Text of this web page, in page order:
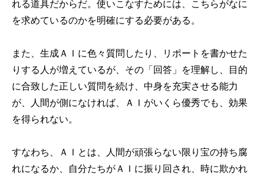
れる道具だからだ。使いこなすためには、こちらがなに
を求めているのかを明確にする必要がある。
また、生成ＡＩに色々質問したり、リポートを書かせた
りする人が増えているが、その「回答」を理解し、目的
に合致した正しい質問を続け、中身を充実させる能力
が、人間が側になければ、ＡＩがいくら優秀でも、効果
を得られない。
すなわち、ＡＩとは、人間が頑張らない限り宝の持ち腐
れになるか、自分たちがＡＩに振り回され、時に欺かれ